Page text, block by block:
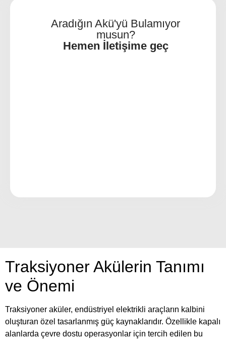
Aradığın Akü'yü Bulamıyor
musun?
Hemen İletişime geç
Traksiyoner Akülerin Tanımı
ve Önemi
Traksiyoner aküler, endüstriyel elektrikli araçların kalbini
oluşturan özel tasarlanmış güç kaynaklarıdır. Özellikle kapalı
alanlarda çevre dostu operasyonlar için tercih edilen bu